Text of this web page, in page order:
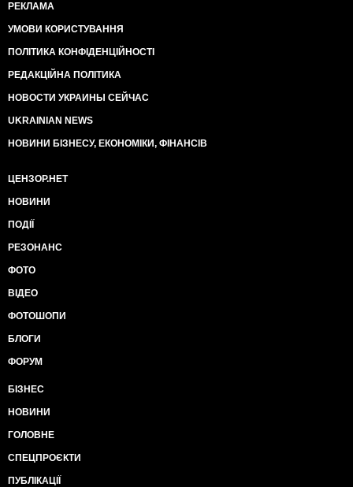
РЕКЛАМА
УМОВИ КОРИСТУВАННЯ
ПОЛІТИКА КОНФІДЕНЦІЙНОСТІ
РЕДАКЦІЙНА ПОЛІТИКА
НОВОСТИ УКРАИНЫ СЕЙЧАС
UKRAINIAN NEWS
НОВИНИ БІЗНЕСУ, ЕКОНОМІКИ, ФІНАНСІВ
ЦЕНЗОР.НЕТ
НОВИНИ
ПОДІЇ
РЕЗОНАНС
ФОТО
ВІДЕО
ФОТОШОПИ
БЛОГИ
ФОРУМ
БІЗНЕС
НОВИНИ
ГОЛОВНЕ
СПЕЦПРОЄКТИ
ПУБЛІКАЦІЇ